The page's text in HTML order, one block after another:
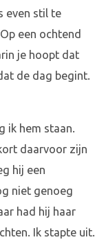
even stil te
een ochtend
je hoopt dat
de dag begint.
ik hem staan.
daarvoor zijn
hij een
niet genoeg
had hij haar
Ik stapte uit.